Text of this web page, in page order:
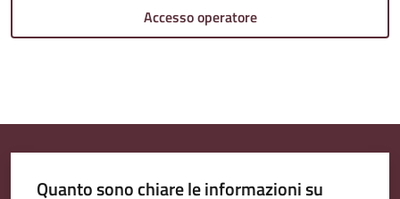
Accesso operatore
Quanto sono chiare le informazioni su